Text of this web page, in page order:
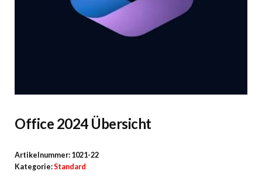
Office 2024 Übersicht
Artikelnummer: 1021-22
Kategorie:Standard